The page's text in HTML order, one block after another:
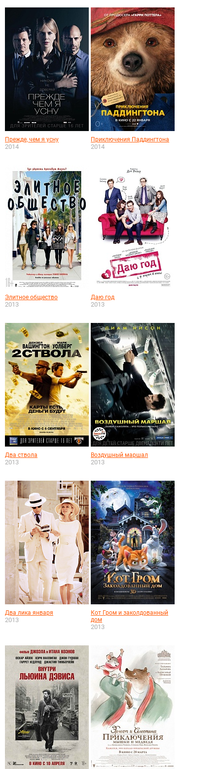
Прежде, чем я усну
2014
Приключения Паддингтона
2014
Элитное общество
2013
Даю год
2013
Два ствола
2013
Воздушный маршал
2013
Два лика января
2013
Кот Гром и заколдованный
дом
2013